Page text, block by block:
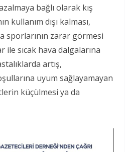
bağlı olarak kış
kullanım dışı kalması,
sporlarının zarar görmesi
ile sıcak hava dalgalarına
artış,
uyum sağlayamayan
küçülmesi ya da